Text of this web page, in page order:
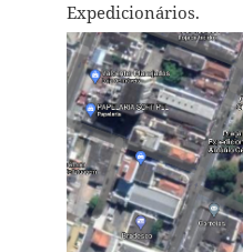
Expedicionários.